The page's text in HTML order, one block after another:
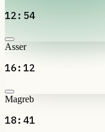
12:54
Asser
16:12
Magreb
18:41